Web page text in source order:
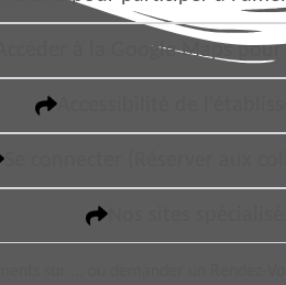
Accéder à la Google Maps
Se connecter (Réserver aux